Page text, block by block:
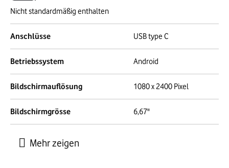
Nicht standardmäßig enthalten
Anschlüsse USB type C
Betriebssystem Android
Bildschirmauflösung 1080 x 2400 Pixel
Bildschirmgrösse 6,67"